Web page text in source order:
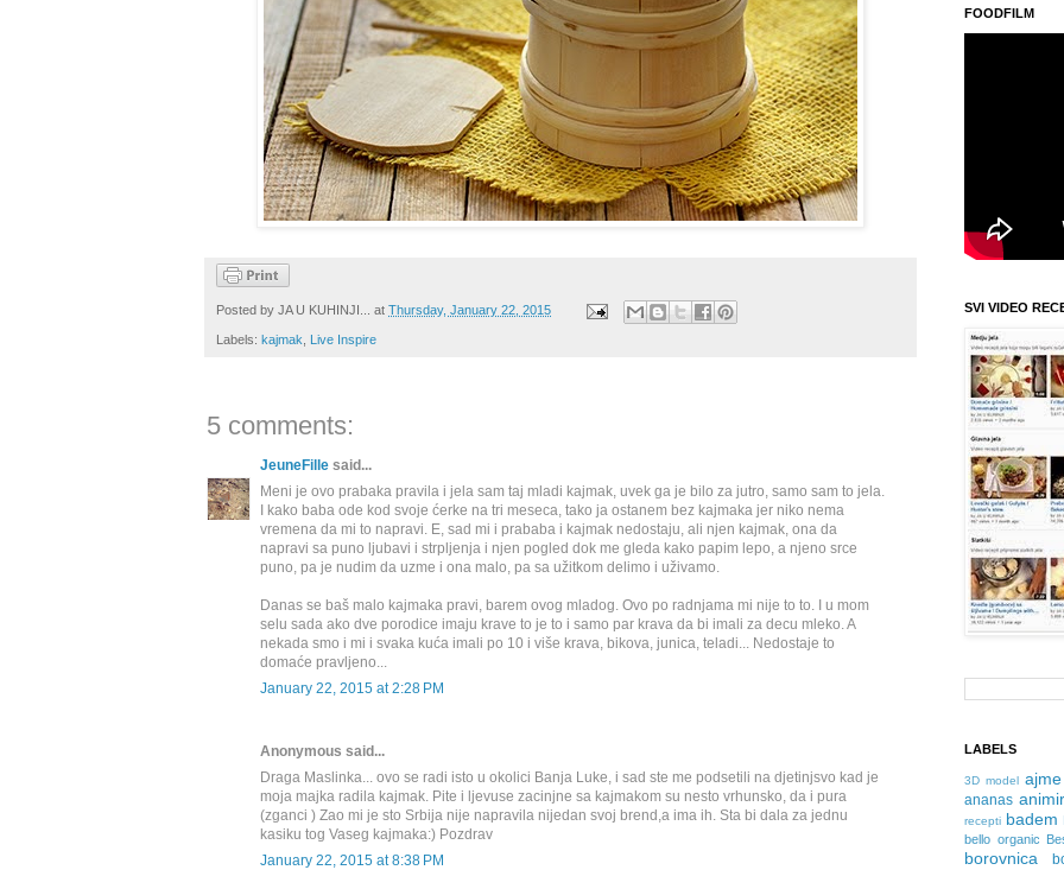
Posted by JA U KUHINJI... at Thursday, January 22, 2015
Labels: kajmak Live Inspire
5 comments:
JeuneFille said...
Meni je ovo prabaka pravila i jela sam taj mladi kajmak, uvek ga je bilo za jutro, samo sam to jela.
I kako baba ode kod svoje ćerke na tri meseca, tako ja ostanem bez kajmaka jer niko nema
vremena da mi to napravi. E, sad mi i prababa i kajmak nedostaju, ali njen kajmak, ona da
napravi sa puno ljubavi i strpljenja i njen pogled dok me gleda kako papim lepo, a njeno srce
puno, pa je nudim da uzme i ona malo, pa sa užitkom delimo i uživamo.
Danas se baš malo kajmaka pravi, barem ovog mladog. Ovo po radnjama mi nije to to. I u mom
selu sada ako dve porodice imaju krave to je to i samo par krava da bi imali za decu mleko. A
nekada smo i mi i svaka kuća imali po 10 i više krava, bikova, junica, teladi... Nedostaje to
domaće pravljeno...
January 22, 2015 at 2:28 PM
Anonymous said...
Draga Maslinka... ovo se radi isto u okolici Banja Luke, i sad ste me podsetili na djetinjsvo kad je
moja majka radila kajmak. Pite i ljevuse zacinjne sa kajmakom su nesto vrhunsko, da i pura
(zganci ) Zao mi je sto Srbija nije napravila nijedan svoj brend,a ima ih. Sta bi dala za jednu
kasiku tog Vaseg kajmaka:) Pozdrav
January 22, 2015 at 8:38 PM
FOODFILM
SVI VIDEO
LABELS
3D model
ananas
recepti badem
bello organic
borovnica